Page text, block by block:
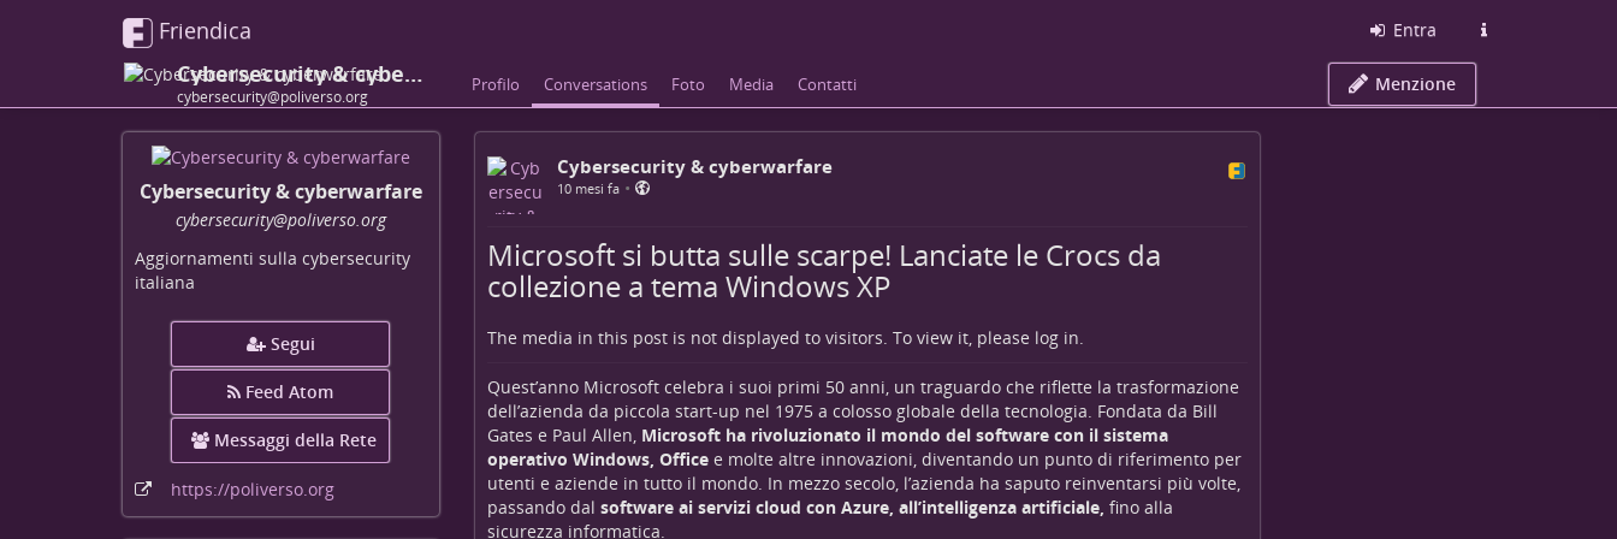
Friendica Entra
Cybersecurity & cyberwarfare
cybersecurity@poliverso.org
Profilo Conversations Foto Media Contatti Menzione
Cybersecurity & cyberwarfare
cybersecurity@poliverso.org
Aggiornamenti sulla cybersecurity
italiana
Segui
Feed Atom
Messaggi della Rete
https://poliverso.org
Cybersecurity & cyberwarfare
10 mesi fa •
Microsoft si butta sulle scarpe! Lanciate le Crocs da
collezione a tema Windows XP
The media in this post is not displayed to visitors. To view it, please log in.
Quest’anno Microsoft celebra i suoi primi 50 anni, un traguardo che riflette la trasformazione
dell’azienda da piccola start-up nel 1975 a colosso globale della tecnologia. Fondata da Bill
Gates e Paul Allen, Microsoft ha rivoluzionato il mondo del software con il sistema
operativo Windows, Office e molte altre innovazioni, diventando un punto di riferimento per
utenti e aziende in tutto il mondo. In mezzo secolo, l’azienda ha saputo reinventarsi più volte,
passando dal software ai servizi cloud con Azure, all’intelligenza artificiale, fino alla
sicurezza informatica.